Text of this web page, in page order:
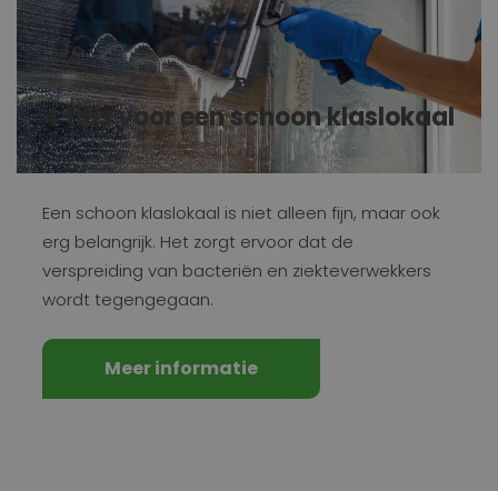
4 tips voor een schoon klaslokaal
Een schoon klaslokaal is niet alleen fijn, maar ook
erg belangrijk. Het zorgt ervoor dat de
verspreiding van bacteriën en ziekteverwekkers
wordt tegengegaan.
Meer informatie